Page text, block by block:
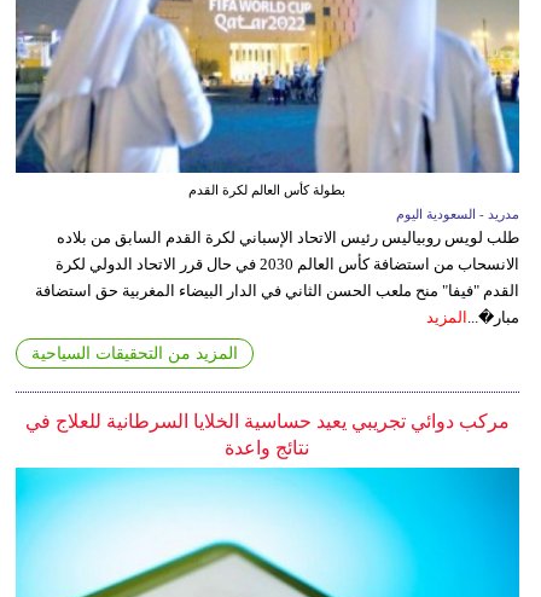
بطولة كأس العالم لكرة القدم
مدريد - السعودية اليوم
طلب لويس روبياليس رئيس الاتحاد الإسباني لكرة القدم السابق من بلاده
الانسحاب من استضافة كأس العالم 2030 في حال قرر الاتحاد الدولي لكرة
القدم "فيفا" منح ملعب الحسن الثاني في الدار البيضاء المغربية حق استضافة
مبار�...
المزيد
المزيد من التحقيقات السياحية
مركب دوائي تجريبي يعيد حساسية الخلايا السرطانية للعلاج في
نتائج واعدة